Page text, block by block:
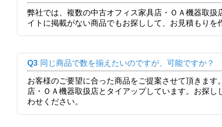
弊社では、複数の中古オフィス家具店・ＯＡ機器取
イトに掲載がない商品でもお探しして、お見積もりを
Q3 同じ商品で数を揃えたいのですが、可能ですか？
お客様のご要望に合った商品をご提案させて頂きま
店・ＯＡ機器取扱店とタイアップしています。お探
わせください。